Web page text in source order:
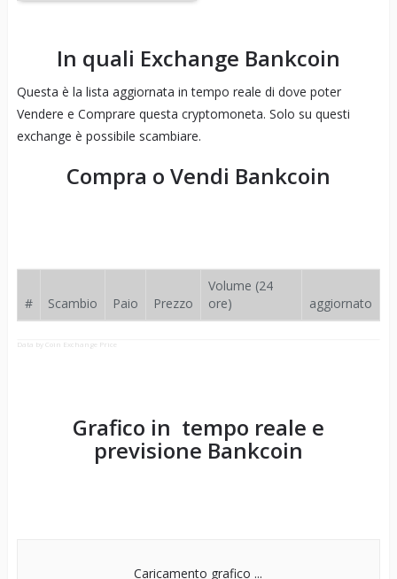
In quali Exchange Bankcoin
Questa è la lista aggiornata in tempo reale di dove poter
Vendere e Comprare questa cryptomoneta. Solo su questi
exchange è possibile scambiare.
Compra o Vendi Bankcoin
# Scambio Paio Prezzo
Volume (24
ore)
aggiornato
Data by Coin Exchange Price
Grafico in tempo reale e
previsione Bankcoin
Caricamento grafico ...